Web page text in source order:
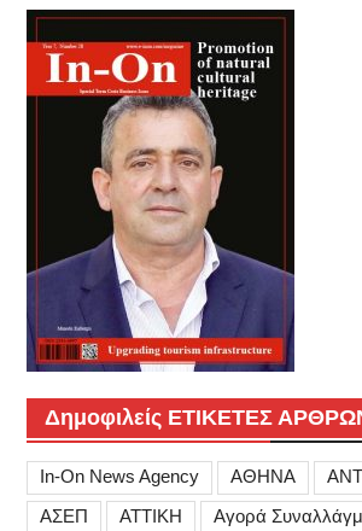
Δημοφιλείς ΕΤΙΚΕΤΕΣ
In-On News Agency ΑΘΗΝΑ
ΑΣΕΠ
ΑΤΤΙΚΗ
Αγορά